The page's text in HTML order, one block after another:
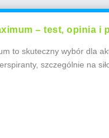
– test, opinia i
to skuteczny wybór dla
szczególnie na